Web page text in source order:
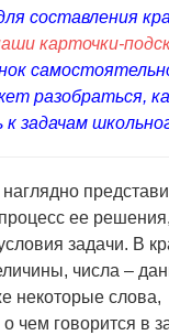
составления
карточки-
разобраться,
задачам
ее
задачи. В
числа –
некоторые слова,
чем говорится в